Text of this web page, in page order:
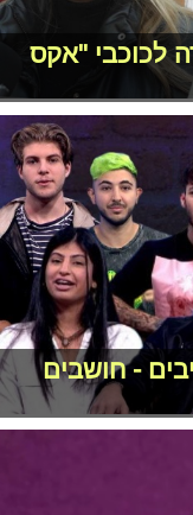
לכוכבי "אקס
- חושבים